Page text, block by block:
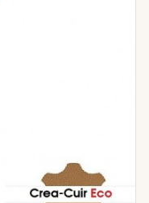
rainette à creuser
précision pour
En ajustant la
de la rainure,
pliage claires et
assurant ainsi
de chaque
planification
début de la